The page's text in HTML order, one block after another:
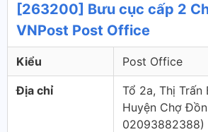
[263200] Bưu cục cấp 2
VNPost Post Office
Kiểu Post Office
Địa chỉ
Tổ 2a, Thị Trấn
Huyện Chợ
02093882388)